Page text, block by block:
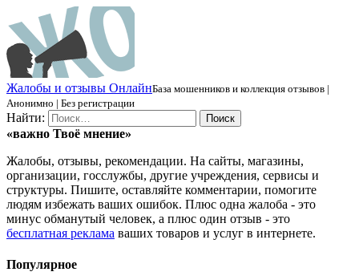
Жалобы и отзывы ОнлайнБаза мошенников и коллекция отзывов |
Анонимно | Без регистрации
Найти:
«важно Твоё мнение»
Жалобы, отзывы, рекомендации. На сайты, магазины,
организации, госслужбы, другие учреждения, сервисы и
структуры. Пишите, оставляйте комментарии, помогите
людям избежать ваших ошибок. Плюс одна жалоба - это
минус обманутый человек, а плюс один отзыв - это
бесплатная реклама ваших товаров и услуг в интернете.
Популярное